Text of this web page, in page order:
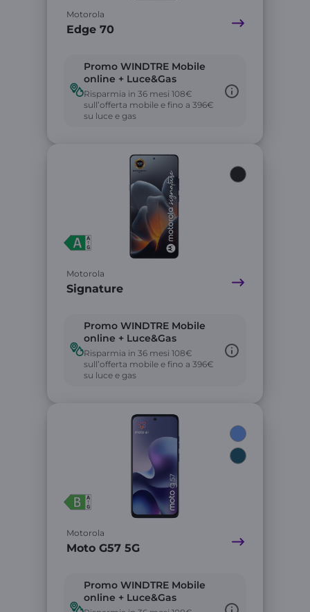
Motorola
Edge 70
Promo WINDTRE Mobile
online + Luce&Gas
Risparmia in 36 mesi 108€
sull’offerta mobile e fino a 396€
su luce e gas
Motorola
Signature
Promo WINDTRE Mobile
online + Luce&Gas
Risparmia in 36 mesi 108€
sull’offerta mobile e fino a 396€
su luce e gas
Link
Motorola
Moto G57 5G
Promo WINDTRE Mobile
online + Luce&Gas
Link